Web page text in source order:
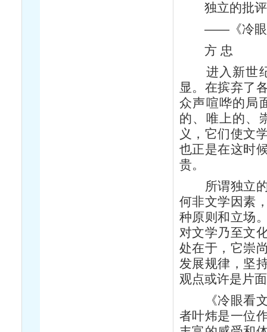
独立的批评
——《冷眼看
方 忠
进入新世纪
显。在摈弃了
众声喧哗的局
的、唯上的、
义，它们使文
也正是在这时
贵。
所谓独立的
何非文学因素
种原则和立场
对文学乃至文
处在于，它崇
发展规律，坚
观点或许是片
《冷眼看文
者叶炜是一位